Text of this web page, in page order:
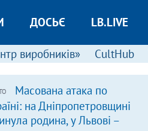
ДОСЬЄ LB.LIVE
виробників» CultHub
Масована атака по
на Дніпропетровщині
родина, у Львові –